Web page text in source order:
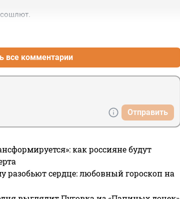
сошлют.
все комментарии
Отправить
как россияне будут
разобьют сердце: любовный гороскоп на